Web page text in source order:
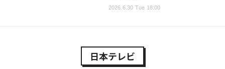
2026.6.30 Tue 18:00
日本テレビ